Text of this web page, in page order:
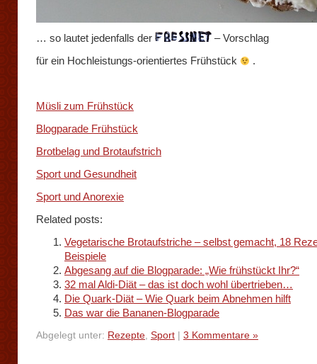
… so lautet jedenfalls der
– Vorschlag
für ein Hochleistungs-orientiertes Frühstück
.
Müsli zum Frühstück
Blogparade Frühstück
Brotbelag und Brotaufstrich
Sport und Gesundheit
Sport und Anorexie
Related posts:
Vegetarische Brotaufstriche – selbst gemacht, 18
Beispiele
Abgesang auf die Blogparade: „Wie frühstückt Ihr?“
32 mal Aldi-Diät – das ist doch wohl übertrieben…
Die Quark-Diät – Wie Quark beim Abnehmen hilft
Das war die Bananen-Blogparade
Abgelegt unter: Rezepte, Sport 3 Kommentare »